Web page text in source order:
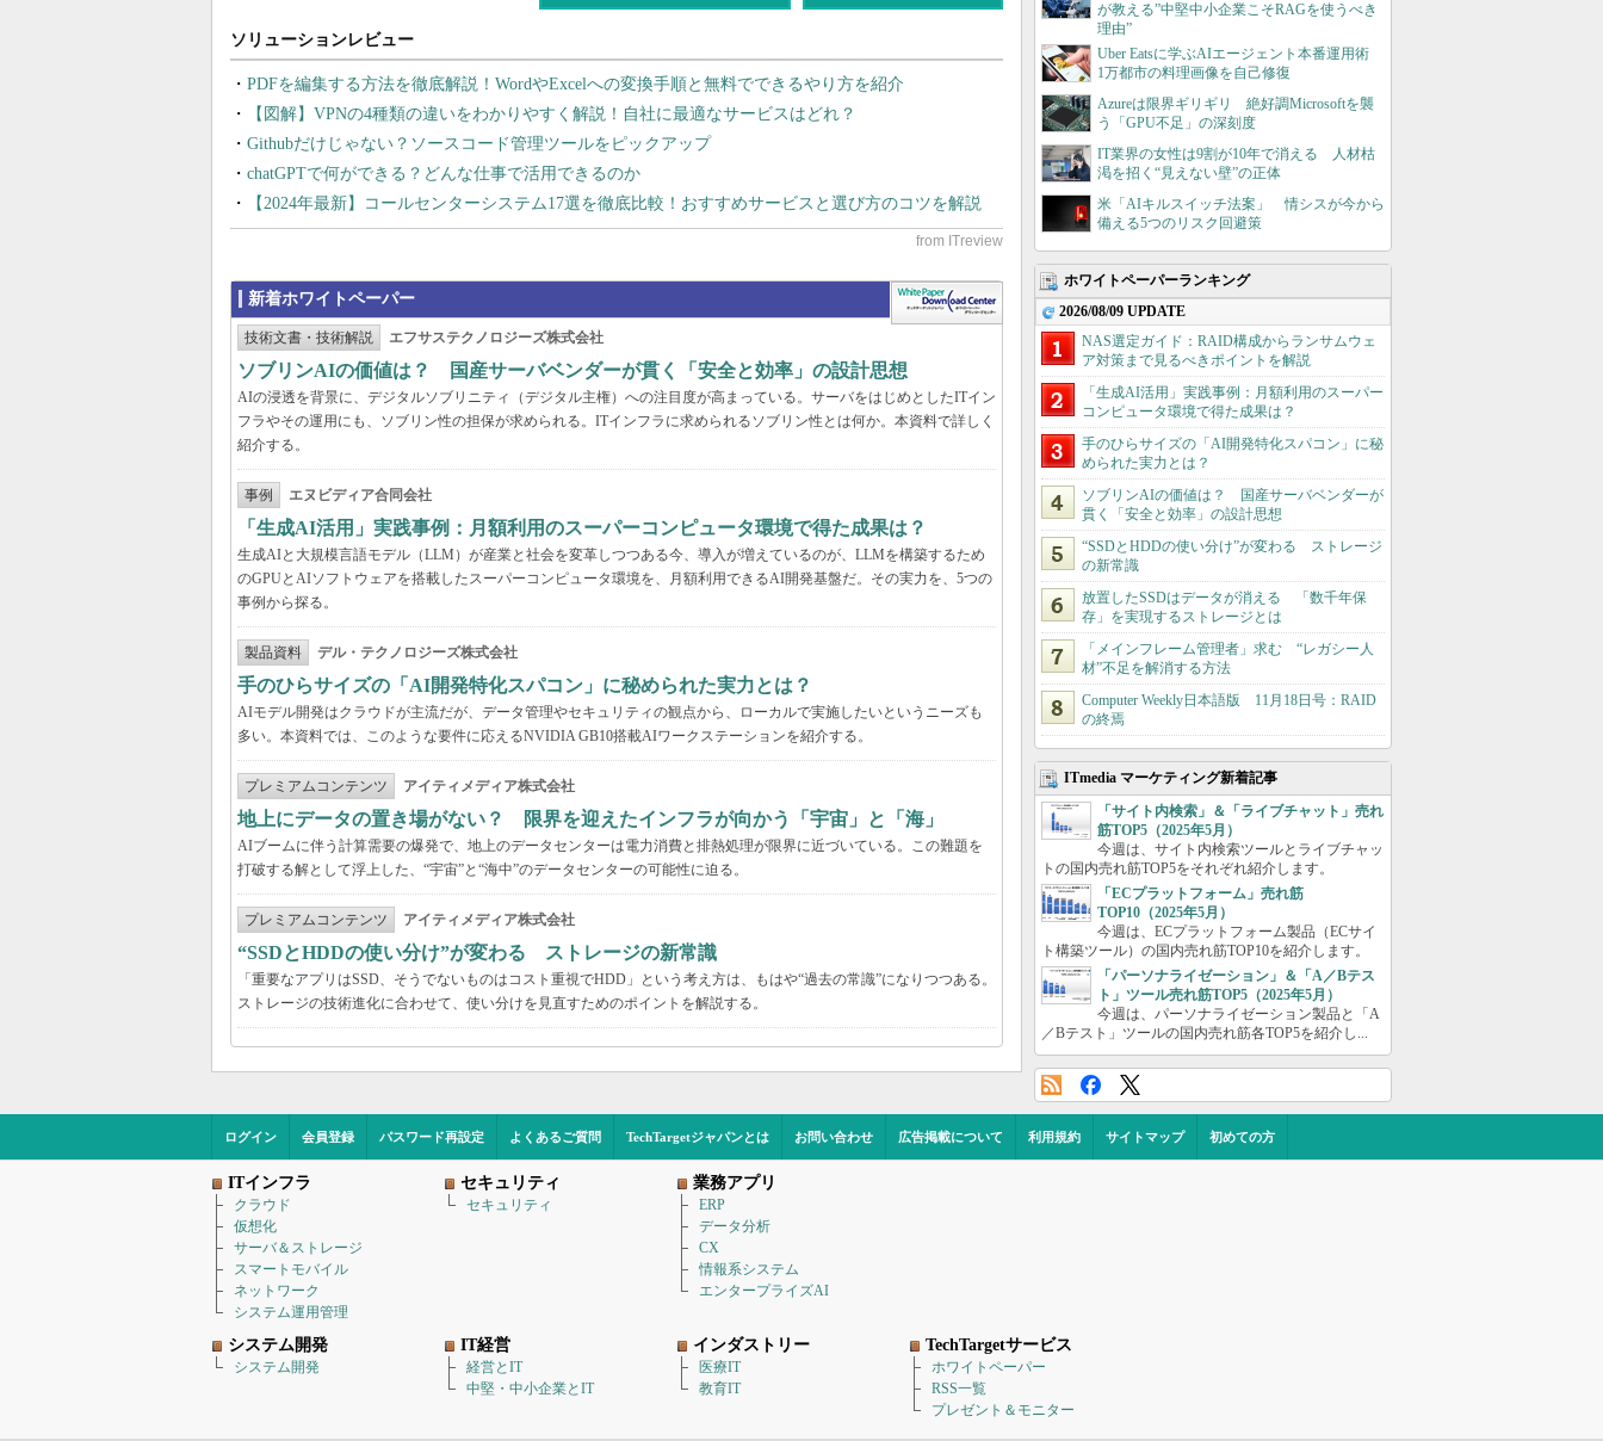
PDFを編集する方法を徹底解説！WordやExcelへの変換手順と無料でできるやり方を紹介
【図解】VPNの4種類の違いをわかりやすく解説！自社に最適なサービスはどれ？
Githubだけじゃない？ソースコード管理ツールをピックアップ
chatGPTで何ができる？どんな仕事で活用できるのか
【2024年最新】コールセンターシステム17選を徹底比較！おすすめサービスと選び方のコツを解説
新着ホワイトペーパー
技術文書・技術解説 エフサステクノロジーズ株式会社
ソブリンAIの価値は？ 国産サーバベンダーが貫く「安全と効率」の設計思想
AIの浸透を背景に、デジタルソブリニティ（デジタル主権）への注目度が高まっている。サーバをはじめとしたITイン
フラやその運用にも、ソブリン性の担保が求められる。ITインフラに求められるソブリン性とは何か。本資料で詳しく
紹介する。
事例 エヌビディア合同会社
「生成AI活用」実践事例：月額利用のスーパーコンピュータ環境で得た成果は？
生成AIと大規模言語モデル（LLM）が産業と社会を変革しつつある今、導入が増えているのが、LLMを構築するため
のGPUとAIソフトウェアを搭載したスーパーコンピュータ環境を、月額利用できるAI開発基盤だ。その実力を、5つの
事例から探る。
製品資料 デル・テクノロジーズ株式会社
手のひらサイズの「AI開発特化スパコン」に秘められた実力とは？
AIモデル開発はクラウドが主流だが、データ管理やセキュリティの観点から、ローカルで実施したいというニーズも
多い。本資料では、このような要件に応えるNVIDIA GB10搭載AIワークステーションを紹介する。
プレミアムコンテンツ アイティメディア株式会社
地上にデータの置き場がない？ 限界を迎えたインフラが向かう「宇宙」と「海」
AIブームに伴う計算需要の爆発で、地上のデータセンターは電力消費と排熱処理が限界に近づいている。この難題を
打破する解として浮上した、“宇宙”と“海中”のデータセンターの可能性に迫る。
プレミアムコンテンツ アイティメディア株式会社
“SSDとHDDの使い分け”が変わる ストレージの新常識
「重要なアプリはSSD、そうでないものはコスト重視でHDD」という考え方は、もはや“過去の常識”になりつつある。
ストレージの技術進化に合わせて、使い分けを見直すためのポイントを解説する。
が教える”中堅中小企業こそRAGを使うべき
理由”
Uber Eatsに学ぶAIエージェント本番運用術
1万都市の料理画像を自己修復
Azureは限界ギリギリ 絶好調Microsoftを襲
う「GPU不足」の深刻度
IT業界の女性は9割が10年で消える 人材枯
渇を招く“見えない壁”の正体
米「AIキルスイッチ法案」 情シスが今から
備える5つのリスク回避策
ホワイトペーパーランキング
2026/08/09 UPDATE
NAS選定ガイド：RAID構成からランサムウェ
ア対策まで見るべきポイントを解説
「生成AI活用」実践事例：月額利用のスーパー
コンピュータ環境で得た成果は？
手のひらサイズの「AI開発特化スパコン」に秘
められた実力とは？
ソブリンAIの価値は？ 国産サーバベンダーが
貫く「安全と効率」の設計思想
“SSDとHDDの使い分け”が変わる ストレージ
の新常識
放置したSSDはデータが消える 「数千年保
存」を実現するストレージとは
「メインフレーム管理者」求む “レガシー人
材”不足を解消する方法
Computer Weekly日本語版 11月18日号：RAID
の終焉
ITmedia マーケティング新着記事
「サイト内検索」＆「ライブチャット」売れ
筋TOP5（2025年5月）
今週は、サイト内検索ツールとライブチャッ
トの国内売れ筋TOP5をそれぞれ紹介します。
「ECプラットフォーム」売れ筋
TOP10（2025年5月）
今週は、ECプラットフォーム製品（ECサイ
ト構築ツール）の国内売れ筋TOP10を紹介します。
「パーソナライゼーション」＆「A／Bテス
ト」ツール売れ筋TOP5（2025年5月）
今週は、パーソナライゼーション製品と「A
／Bテスト」ツールの国内売れ筋各TOP5を紹介し...
ログイン 会員登録 パスワード再設定 よくあるご質問 TechTargetジャパンとは お問い合わせ 広告掲載について 利用規約 サイトマップ 初めての方
ITインフラ
クラウド
仮想化
サーバ＆ストレージ
スマートモバイル
ネットワーク
システム運用管理
セキュリティ
セキュリティ
業務アプリ
ERP
データ分析
CX
情報系システム
エンタープライズAI
システム開発
システム開発
IT経営
経営とIT
中堅・中小企業とIT
インダストリー
医療IT
教育IT
TechTargetサービス
ホワイトペーパー
RSS一覧
プレゼント＆モニター